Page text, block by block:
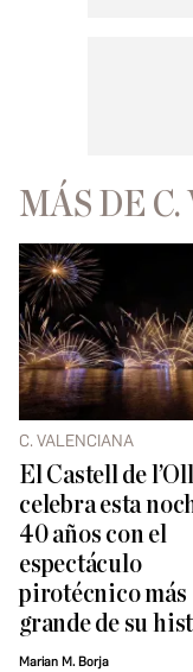
MÁS DE
C. VALENCIANA
El Castell de
celebra esta
40 años con el
espectáculo
pirotécnico más
grande de su
Marian M. Borja